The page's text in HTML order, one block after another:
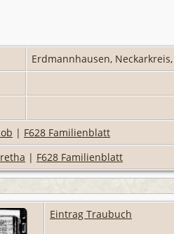
Erdmannhausen,
| F628 Familienblatt
| F628 Familienblatt
Eintrag Traubuch